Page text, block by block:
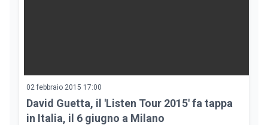
02 febbraio 2015 17:00
David Guetta, il 'Listen Tour 2015' fa tappa
in Italia, il 6 giugno a Milano